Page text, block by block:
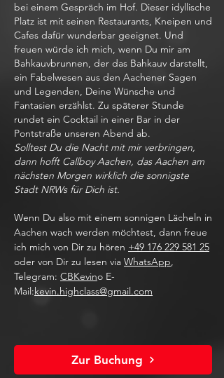
bei einem Gespräch im Hof. Dieser idyllische
Platz ist mit seinen Restaurants, Kneipen und
Cafes dafür wunderbar geeignet. Und
freuen würde ich mich, wenn Du mir am
Bahkauvbrunnen, der das Bahkauv darstellt,
ein Fabelwesen aus den Aachener Sagen
und Legenden, Deine Wünsche und
Fantasien erzählst. Zu späterer Stunde
rundet ein Cocktail in einer Bar in der
Pontstraße unseren Abend ab.
Solltest Du die Nacht mit mir verbringen,
dann hofft Callboy Aachen, das Aachen am
nächsten Morgen wirklich die sonnigste
Stadt NRWs für Dich ist.
Wenn Du also mit einem sonnigen Lächeln in
Aachen wach werden möchtest, dann freue
ich mich von Dir zu hören +49 176 229 581 25
oder von Dir zu lesen via WhatsApp,
Telegram: CBKevino E-
Mail:kevin.highclass@gmail.com
Zur Buchung